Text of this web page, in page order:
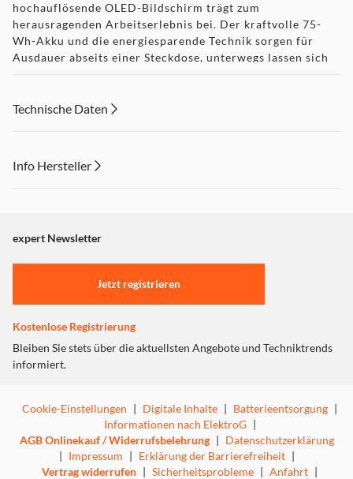
hochauflösende OLED-Bildschirm trägt zum
herausragenden Arbeitserlebnis bei. Der kraftvolle 75-
Wh-Akku und die energiesparende Technik sorgen für
Ausdauer abseits einer Steckdose, unterwegs lassen sich
Schnittstellenausstattung und die hilfreichen
Technische Daten
Info Hersteller
"Marketing".
Einstellungen anpassen
expert Newsletter
Jetzt registrieren
Kostenlose Registrierung
Bleiben Sie stets über die aktuellsten Angebote und Techniktrends
informiert.
Cookie-Einstellungen | Digitale Inhalte | Batterieentsorgung |
Informationen nach ElektroG |
AGB Onlinekauf / Widerrufsbelehrung | Datenschutzerklärung
| Impressum | Erklärung der Barrierefreiheit |
Vertrag widerrufen | Sicherheitsprobleme | Anfahrt |